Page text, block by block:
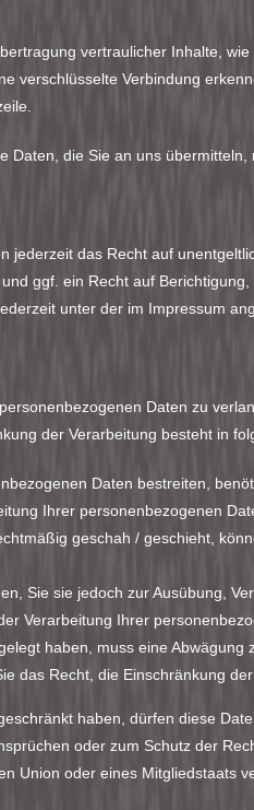
vertraulicher Inhalte,
verschlüsselte Verbindung
die Sie an uns übermitteln,
jederzeit das Recht auf
ggf. ein Recht auf
unter der im Impressum
Daten zu
der Verarbeitung besteht in
Daten bestreiten,
Ihrer personenbezogenen
geschah / geschieht,
Sie sie jedoch zur Ausübung,
Verarbeitung Ihrer
haben, muss eine
das Recht, die Einschränkung
haben, dürfen diese
oder zum Schutz der
Union oder eines Mitgliedstaats